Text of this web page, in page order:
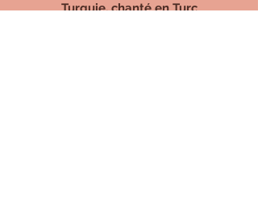
Turquie, chanté en Turc